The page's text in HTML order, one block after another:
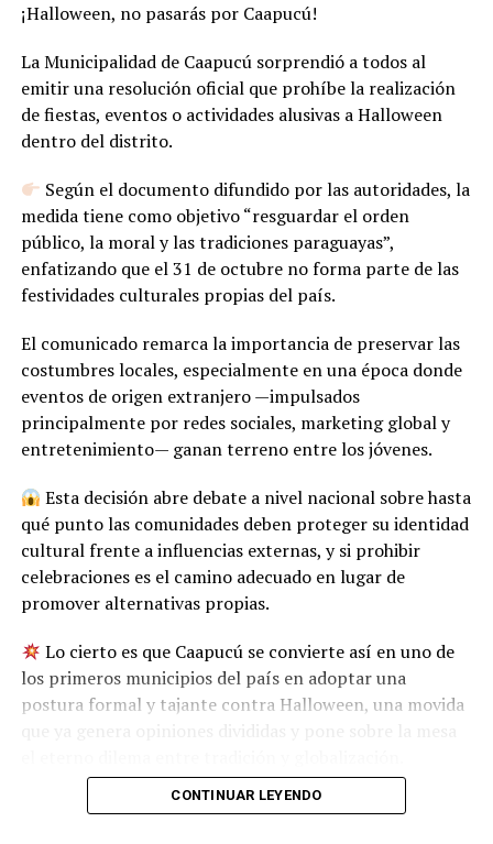
¡Halloween, no pasarás por Caapucú!
La Municipalidad de Caapucú sorprendió a todos al
emitir una resolución oficial que prohíbe la realización
de fiestas, eventos o actividades alusivas a Halloween
dentro del distrito.
Según el documento difundido por las autoridades, la
medida tiene como objetivo “resguardar el orden
público, la moral y las tradiciones paraguayas”,
enfatizando que el 31 de octubre no forma parte de las
festividades culturales propias del país.
El comunicado remarca la importancia de preservar las
costumbres locales, especialmente en una época donde
eventos de origen extranjero —impulsados
principalmente por redes sociales, marketing global y
entretenimiento— ganan terreno entre los jóvenes.
Esta decisión abre debate a nivel nacional sobre hasta
qué punto las comunidades deben proteger su identidad
cultural frente a influencias externas, y si prohibir
celebraciones es el camino adecuado en lugar de
promover alternativas propias.
Lo cierto es que Caapucú se convierte así en uno de
los primeros municipios del país en adoptar una
postura formal y tajante contra Halloween, una movida
CONTINUAR LEYENDO